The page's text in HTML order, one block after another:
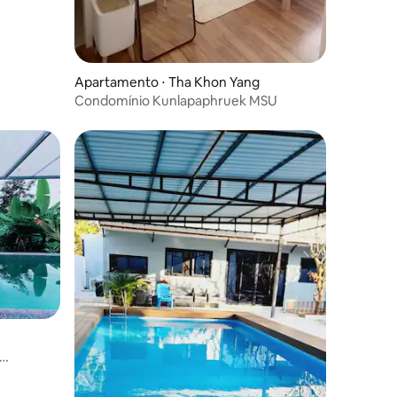
Apartamento ⋅ Tha Khon Yang
Condomínio Kunlapaphruek MSU